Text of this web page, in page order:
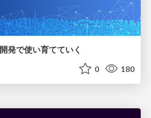
発で使い育てていく
0 180